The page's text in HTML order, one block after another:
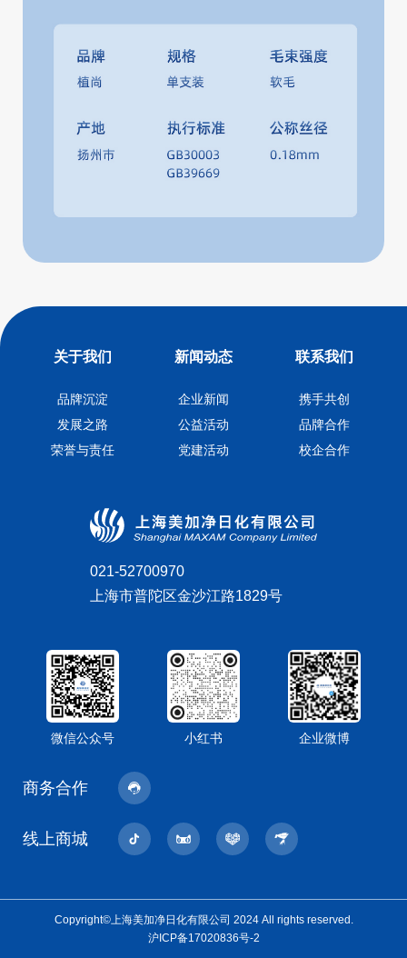
关于我们
品牌沉淀
发展之路
荣誉与责任
新闻动态
企业新闻
公益活动
党建活动
联系我们
携手共创
品牌合作
校企合作
021-52700970
上海市普陀区金沙江路1829号
微信公众号 小红书 企业微博
商务合作
线上商城
Copyright©上海美加净日化有限公司 2024 All rights reserved.
沪ICP备17020836号-2